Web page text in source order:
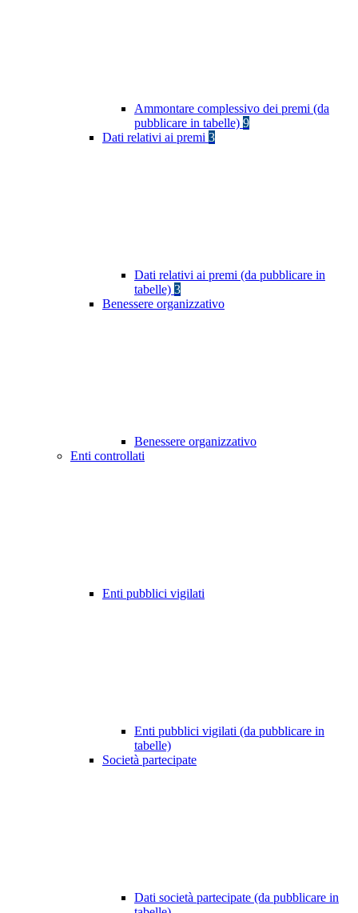
Ammontare complessivo dei premi (da
pubblicare in tabelle) 9
Dati relativi ai premi 3
Dati relativi ai premi (da pubblicare in
tabelle) 3
Benessere organizzativo
Benessere organizzativo
Enti controllati
Enti pubblici vigilati
Enti pubblici vigilati (da pubblicare in
tabelle)
Società partecipate
Dati società partecipate (da pubblicare in